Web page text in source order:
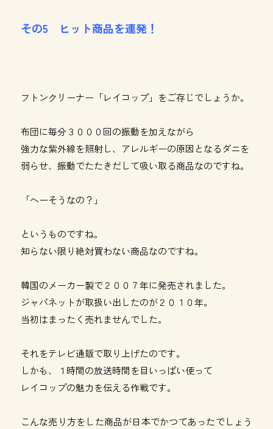
その5 ヒット商品を連発！
フトンクリーナー「レイコップ」をご存じでしょうか。
布団に毎分３０００回の振動を加えながら
強力な紫外線を照射し、アレルギーの原因となるダニを
弱らせ、振動でたたきだして吸い取る商品なのですね。
「へーそうなの？」
というものですね。
知らない限り絶対買わない商品なのですね。
韓国のメーカー製で２００７年に発売されました。
ジャパネットが取扱い出したのが２０１０年。
当初はまったく売れませんでした。
それをテレビ通販で取り上げたのです。
しかも、１時間の放送時間を目いっぱい使って
レイコップの魅力を伝える作戦です。
こんな売り方をした商品が日本でかつてあったでしょう